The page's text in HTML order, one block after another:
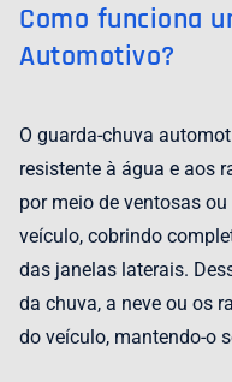
Como funciona
Automotivo?
O guarda-chuva
resistente à água e aos
por meio de ventosas
veículo, cobrindo
das janelas laterais.
da chuva, a neve ou os
do veículo, mantendo-o